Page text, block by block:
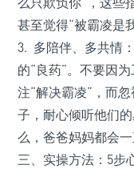
甚至觉得“被霸凌是
3. 多陪伴、多共情
的“良药”。不要因
注“解决霸凌”，而
子，耐心倾听他们
么，爸爸妈妈都会一
三、实操方法：5步